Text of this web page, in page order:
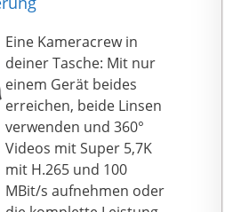
gestützten höheren
Dynamikbereich.
FlowState-Stabilisierung
& 360°-Horizontsperre:
6-Achsen-Stabilisierung
und
Horizontausgleichsalgo
rithmen garantieren
unglaublich flüssige
Videos.
Eine Kameracrew in
deiner Tasche: Mit nur
einem Gerät beides
erreichen, beide Linsen
verwenden und 360°
Videos mit Super 5,7K
mit H.265 und 100
MBit/s aufnehmen oder